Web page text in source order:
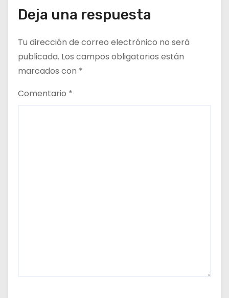
a
a
s
Deja una respuesta
Tu dirección de correo electrónico no será
publicada. Los campos obligatorios están
marcados con *
Comentario *